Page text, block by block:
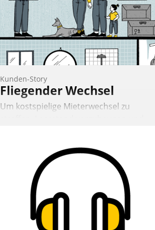
Nadja Hußmann
Kunden-Story
Fliegender Wechsel
Um kostspielige Mieterwechsel zu
seit Jahresbeginn eine Überblick, Einsicht
und Eingriff bietende Lösung. Zur
Entwicklung setzte man auf
Cloudtechnologie, bewährte und Startup-
Partner sowie erstmals agile
Projektmethoden.